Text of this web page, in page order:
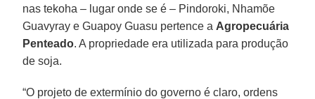
nas tekoha – lugar onde se é – Pindoroki, Nhamõe
Guavyray e Guapoy Guasu pertence a Agropecuária
Penteado. A propriedade era utilizada para produção
de soja.
“O projeto de extermínio do governo é claro, ordens